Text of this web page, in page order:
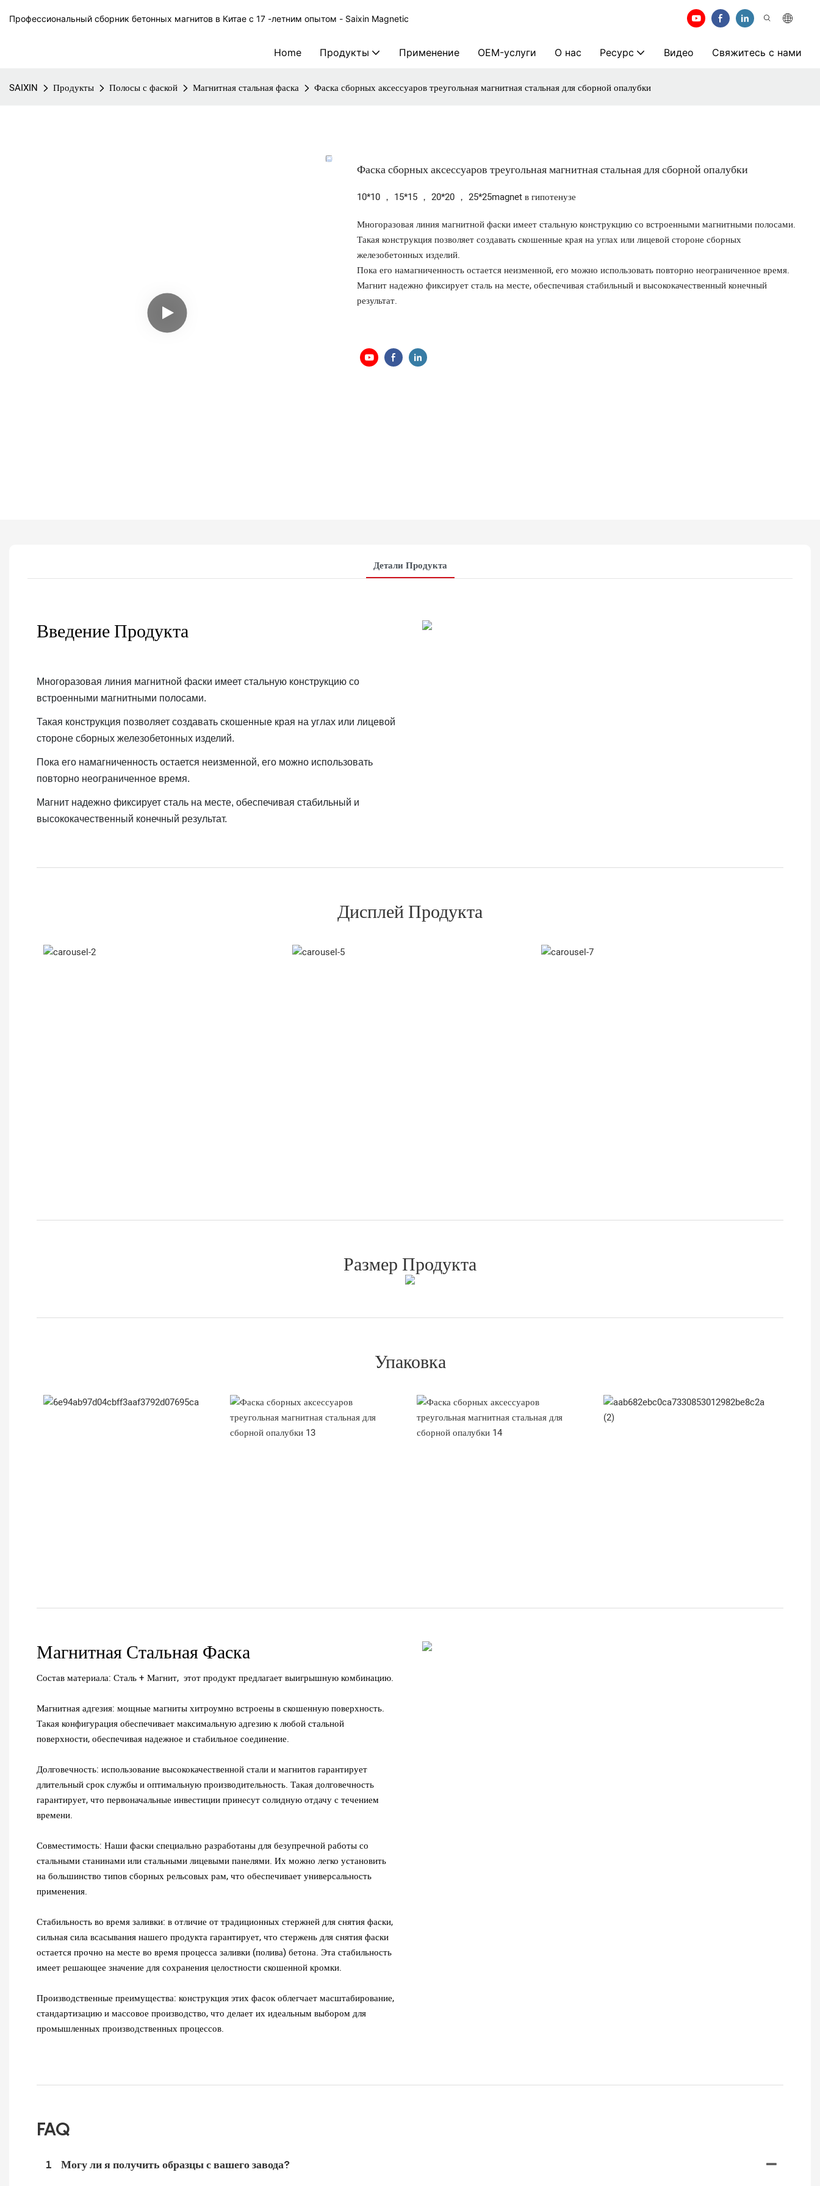
Профессиональный сборник бетонных магнитов в Китае с 17 -летним опытом - Saixin Magnetic
Home Продукты Применение OEM-услуги О нас Ресурс Видео Свяжитесь с нами
SAIXIN Продукты Полосы с фаской Магнитная стальная фаска Фаска сборных аксессуаров треугольная магнитная стальная для сборной опалубки
Фаска сборных аксессуаров треугольная магнитная стальная для сборной опалубки
10*10 ， 15*15 ， 20*20 ， 25*25magnet в гипотенузе
Многоразовая линия магнитной фаски имеет стальную конструкцию со встроенными магнитными полосами.
Такая конструкция позволяет создавать скошенные края на углах или лицевой стороне сборных
железобетонных изделий.
Пока его намагниченность остается неизменной, его можно использовать повторно неограниченное время.
Магнит надежно фиксирует сталь на месте, обеспечивая стабильный и высококачественный конечный
результат.
Детали Продукта
Введение Продукта
Многоразовая линия магнитной фаски имеет стальную конструкцию со
встроенными магнитными полосами.
Такая конструкция позволяет создавать скошенные края на углах или лицевой
стороне сборных железобетонных изделий.
Пока его намагниченность остается неизменной, его можно использовать
повторно неограниченное время.
Магнит надежно фиксирует сталь на месте, обеспечивая стабильный и
высококачественный конечный результат.
Дисплей Продукта
Размер Продукта
Упаковка
Магнитная Стальная Фаска
Состав материала: Сталь + Магнит, этот продукт предлагает выигрышную комбинацию.
Магнитная адгезия: мощные магниты хитроумно встроены в скошенную поверхность.
Такая конфигурация обеспечивает максимальную адгезию к любой стальной
поверхности, обеспечивая надежное и стабильное соединение.
Долговечность: использование высококачественной стали и магнитов гарантирует
длительный срок службы и оптимальную производительность. Такая долговечность
гарантирует, что первоначальные инвестиции принесут солидную отдачу с течением
времени.
Совместимость: Наши фаски специально разработаны для безупречной работы со
стальными станинами или стальными лицевыми панелями. Их можно легко установить
на большинство типов сборных рельсовых рам, что обеспечивает универсальность
применения.
Стабильность во время заливки: в отличие от традиционных стержней для снятия фаски,
сильная сила всасывания нашего продукта гарантирует, что стержень для снятия фаски
остается прочно на месте во время процесса заливки (полива) бетона. Эта стабильность
имеет решающее значение для сохранения целостности скошенной кромки.
Производственные преимущества: конструкция этих фасок облегчает масштабирование,
стандартизацию и массовое производство, что делает их идеальным выбором для
промышленных производственных процессов.
FAQ
1 Могу ли я получить образцы с вашего завода?